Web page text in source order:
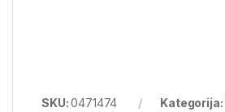
SKU:0471474 Kategorija: